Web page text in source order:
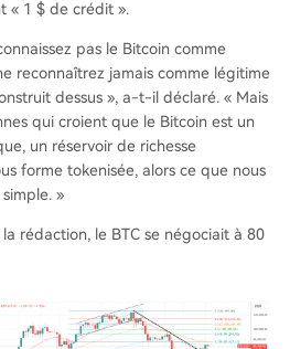
« 1 $ de crédit ».
pas le Bitcoin comme
reconnaîtrez jamais comme légitime
dessus », a-t-il déclaré. « Mais
qui croient que le Bitcoin est un
un réservoir de richesse
forme tokenisée, alors ce que nous
»
rédaction, le BTC se négociait à 80